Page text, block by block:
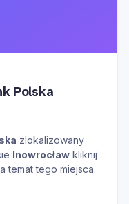
Polska
zlokalizowany
Inowrocław kliknij
temat tego miejsca.